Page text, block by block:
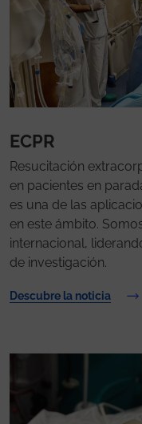
ECPR
Resucitación
en pacientes en
es una de las
en este ámbito.
internacional,
de investigación.
Descubre la noticia